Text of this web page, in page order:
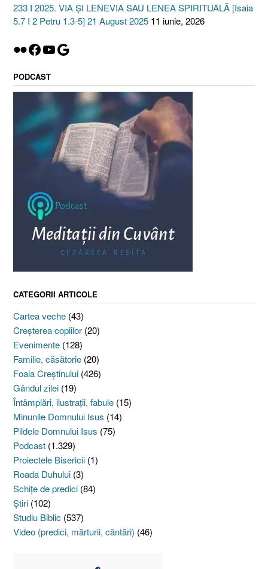
233 I 2025. VIA ȘI LENEVIA SAU LENEA SPIRITUALĂ [Isaia
5.7 I 2 Petru 1.3-5] 21 August 2025 11 iunie, 2026
Flickr
Facebook
YouTube
Google
PODCAST
CATEGORII ARTICOLE
Cartea veche (43)
Creşterea copiilor (20)
Evenimente (128)
Familie, căsătorie (20)
Foaia Creştinului (426)
Gândul zilei (19)
Întâmplări, ilustraţii, fabule (15)
Minunile Domnului Isus (14)
Pildele Domnului Isus (75)
Podcast (1.329)
Proiectele Bisericii (1)
Roada Duhului (3)
Schiţe de predici (84)
Ştiri (102)
Studiu Biblic (537)
Video (predici, mărturii, cântări) (46)